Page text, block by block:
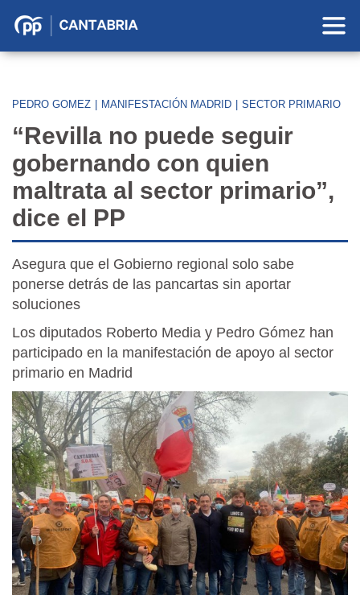
Partido
Cantabria
PEDRO GOMEZ MANIFESTACIÓN MADRID SECTOR PRIMARIO
“Revilla no puede seguir
gobernando con quien
maltrata al sector primario”,
dice el PP
Asegura que el Gobierno regional solo sabe
ponerse detrás de las pancartas sin aportar
soluciones
Los diputados Roberto Media y Pedro Gómez han
participado en la manifestación de apoyo al sector
primario en Madrid